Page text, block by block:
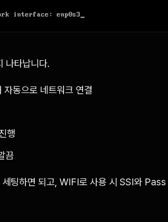
나타납니다.
동으로 네트워크 연결
행
끔
세팅하면 되고, WIFI로 사용 시 SSI와